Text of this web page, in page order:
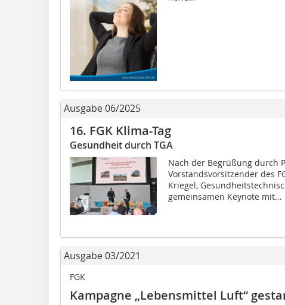
Ausgabe 06/2025
16. FGK Klima-Tag
Gesundheit durch TGA
Nach der Begrüßung durch
Vorstandsvorsitzender des
Kriegel,
gemeinsamen Keynote mit...
Ausgabe 03/2021
FGK
Kampagne „Lebensmittel Luft“